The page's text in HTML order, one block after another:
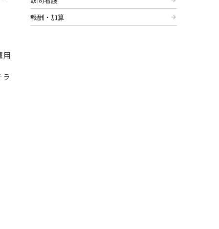
用
報酬・加算 arrow_forward